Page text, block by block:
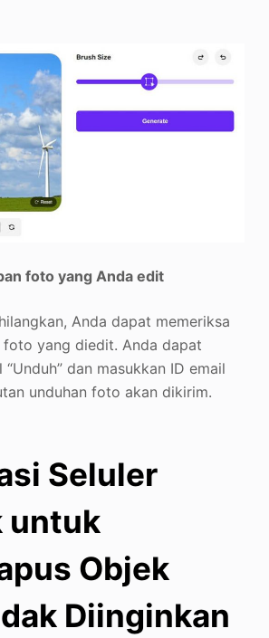
foto yang Anda edit
Anda dapat memeriksa
foto yang diedit. Anda dapat
dan masukkan ID email
unduhan foto akan dikirim.
Seluler
untuk
Objek
Diinginkan